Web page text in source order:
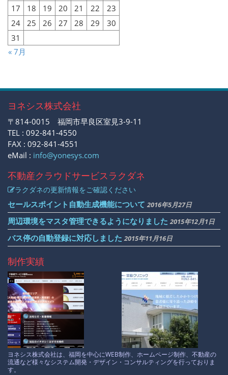
« 7月
17
18 19 20 21 22
23
24
25 26 27 28 29
30
31
ヨネシス株式会社
〒814-0015 福岡市早良区室見3-9-11
TEL : 092-841-4550
FAX : 092-841-4551
eMail : info@yonesys.com
不動産クラウドサービスラクダネ
ラクダネの更新情報をご確認ください
セールスポイント自動生成機能について 2016年5月27日
周辺環境をマスタ管理できるようになりました 2015年12月1日
バス停の自動登録に対応しました 2015年11月16日
制作実績
ヨネシス株式会社は、福岡を中心にWEB制作、ホームページ制作、不動産の
流通など様々なシステム開発・デザイン・コンサルティングを行っておりま
す。